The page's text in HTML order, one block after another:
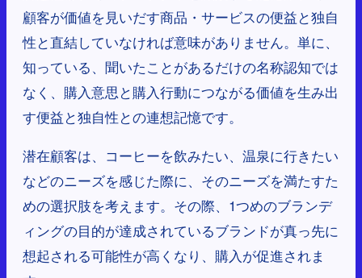
顧客が価値を見いだす商品・サービスの便益と独自
性と直結していなければ意味がありません。単に、
知っている、聞いたことがあるだけの名称認知では
なく、購入意思と購入行動につながる価値を生み出
す便益と独自性との連想記憶です。
潜在顧客は、コーヒーを飲みたい、温泉に行きたい
などのニーズを感じた際に、そのニーズを満たすた
めの選択肢を考えます。その際、1つめのブランデ
ィングの目的が達成されているブランドが真っ先に
想起される可能性が高くなり、購入が促進されま